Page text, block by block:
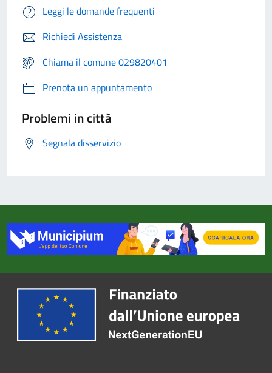
Leggi le domande frequenti
Richiedi Assistenza
Chiama il comune 029820401
Prenota un appuntamento
Problemi in città
Segnala disservizio